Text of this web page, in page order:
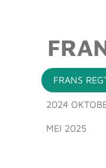
hoofdinhoudFRANS
2024
MEI 2025